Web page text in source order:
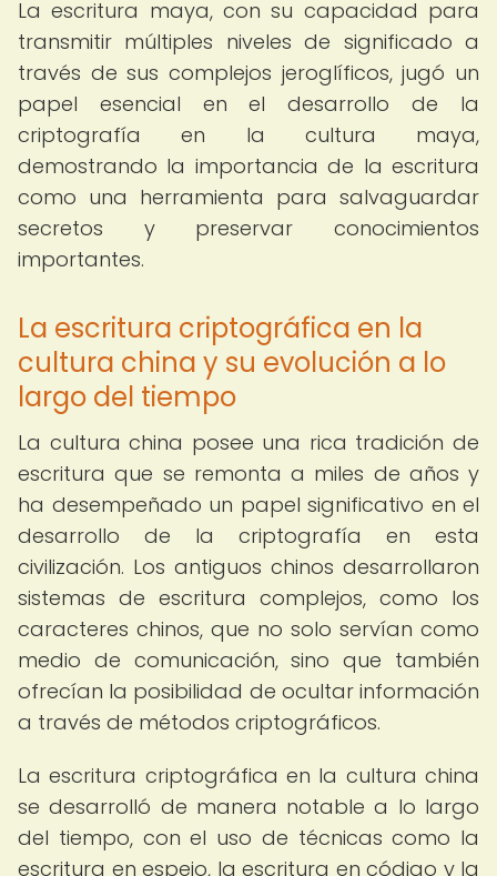
La escritura maya, con su capacidad para
transmitir múltiples niveles de significado a
través de sus complejos jeroglíficos, jugó un
papel esencial en el desarrollo de la
criptografía en la cultura maya,
demostrando la importancia de la escritura
como una herramienta para salvaguardar
secretos y preservar conocimientos
importantes.
La escritura criptográfica en la
cultura china y su evolución a lo
largo del tiempo
La cultura china posee una rica tradición de
escritura que se remonta a miles de años y
ha desempeñado un papel significativo en el
desarrollo de la criptografía en esta
civilización. Los antiguos chinos desarrollaron
sistemas de escritura complejos, como los
caracteres chinos, que no solo servían como
medio de comunicación, sino que también
ofrecían la posibilidad de ocultar información
a través de métodos criptográficos.
La escritura criptográfica en la cultura china
se desarrolló de manera notable a lo largo
del tiempo, con el uso de técnicas como la
escritura en espejo, la escritura en código y la